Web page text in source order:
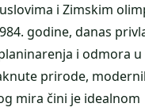
i Zimskim
godine, danas
i odmora
prirode,
mira čini je idealnom